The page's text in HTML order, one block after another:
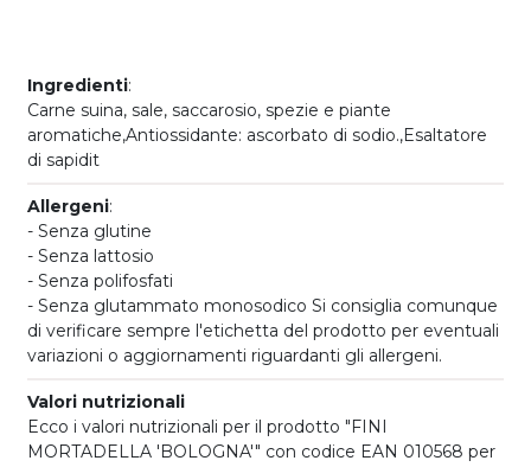
Ingredienti:
Carne suina, sale, saccarosio, spezie e piante
aromatiche,Antiossidante: ascorbato di sodio.,Esaltatore
di sapidit
Allergeni:
- Senza glutine
- Senza lattosio
- Senza polifosfati
- Senza glutammato monosodico Si consiglia comunque
di verificare sempre l'etichetta del prodotto per eventuali
variazioni o aggiornamenti riguardanti gli allergeni.
Valori nutrizionali
Ecco i valori nutrizionali per il prodotto "FINI
MORTADELLA 'BOLOGNA'" con codice EAN 010568 per